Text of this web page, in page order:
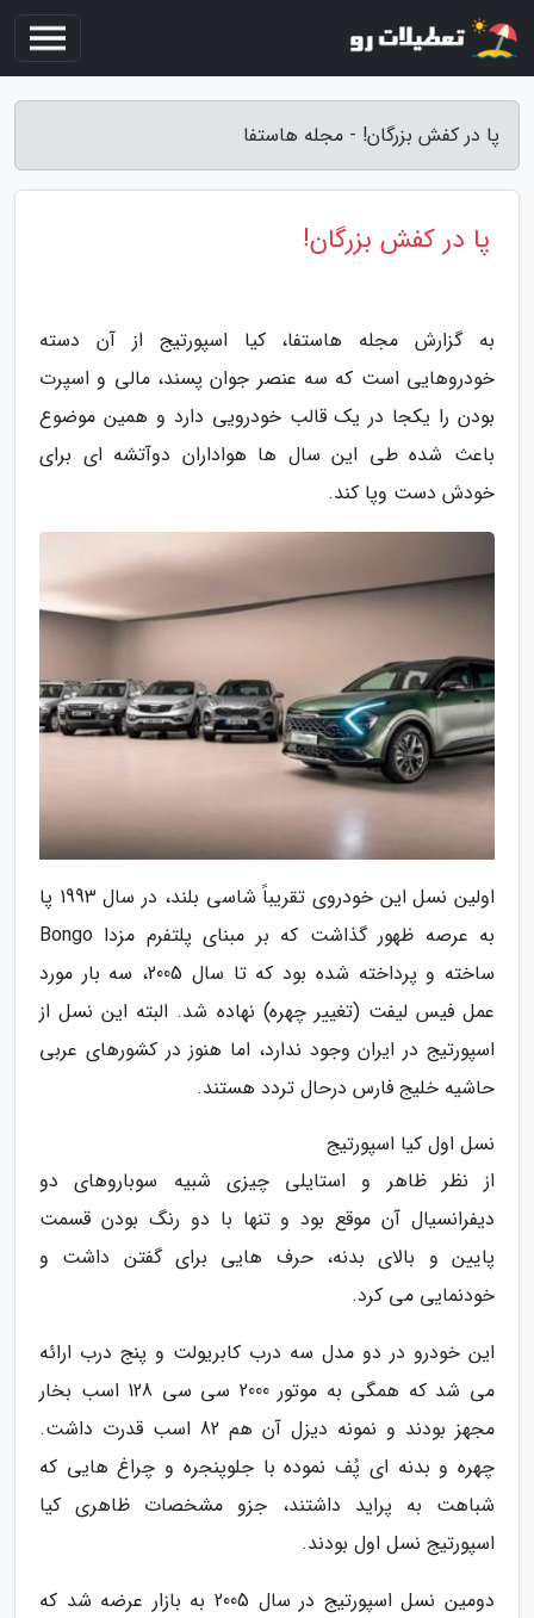
پا در کفش بزرگان! - مجله هاستفا
پا در کفش بزرگان!
به گزارش مجله هاستفا، کیا اسپورتیج از آن دسته
خودروهایی است که سه عنصر جوان پسند، مالی و اسپرت
بودن را یکجا در یک قالب خودرویی دارد و همین موضوع
باعث شده طی این سال ها هواداران دوآتشه ای برای
خودش دست وپا کند.
اولین نسل این خودروی تقریباً شاسی بلند، در سال 1993 پا
به عرصه ظهور گذاشت که بر مبنای پلتفرم مزدا Bongo
ساخته و پرداخته شده بود که تا سال 2005، سه بار مورد
عمل فیس لیفت (تغییر چهره) نهاده شد. البته این نسل از
اسپورتیج در ایران وجود ندارد، اما هنوز در کشورهای عربی
حاشیه خلیج فارس درحال تردد هستند.
نسل اول کیا اسپورتیج
از نظر ظاهر و استایلی چیزی شبیه سوباروهای دو
دیفرانسیال آن موقع بود و تنها با دو رنگ بودن قسمت
پایین و بالای بدنه، حرف هایی برای گفتن داشت و
خودنمایی می کرد.
این خودرو در دو مدل سه درب کابریولت و پنج درب ارائه
می شد که همگی به موتور 2000 سی سی 128 اسب بخار
مجهز بودند و نمونه دیزل آن هم 82 اسب قدرت داشت.
چهره و بدنه ای پُف نموده با جلوپنجره و چراغ هایی که
شباهت به پراید داشتند، جزو مشخصات ظاهری کیا
اسپورتیج نسل اول بودند.
دومین نسل اسپورتیج در سال 2005 به بازار عرضه شد که